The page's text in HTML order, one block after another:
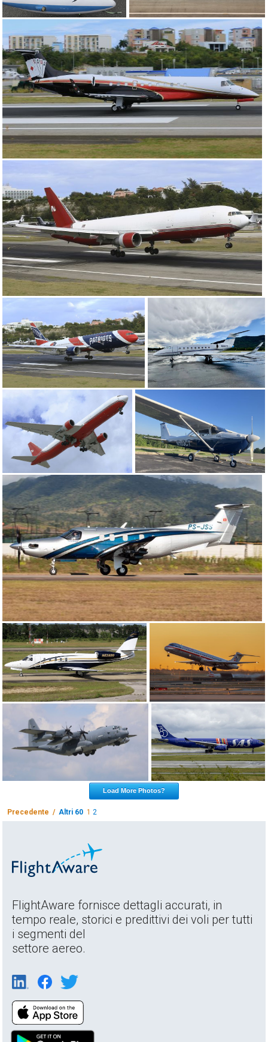
Load More Photos?
Precedente /Altri 60 12
FlightAware fornisce dettagli accurati, in
tempo reale, storici e predittivi dei voli per tutti
i segmenti del
settore aereo.